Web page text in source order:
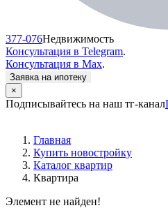
377-076Недвижимость
Консультация в Telegram.
Консультация в Max.
Заявка на ипотеку
×
Подписывайтесь на наш тг-канал
Главная
Купить новостройку
Каталог квартир
Квартира
Элемент не найден!